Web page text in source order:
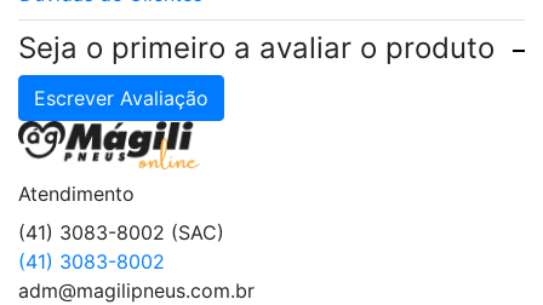
Seja o primeiro a avaliar o produto
Escrever Avaliação
Atendimento
(41) 3083-8002 (SAC)
(41) 3083-8002
adm@magilipneus.com.br